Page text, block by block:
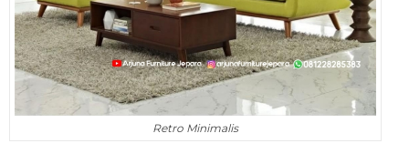
Retro Minimalis